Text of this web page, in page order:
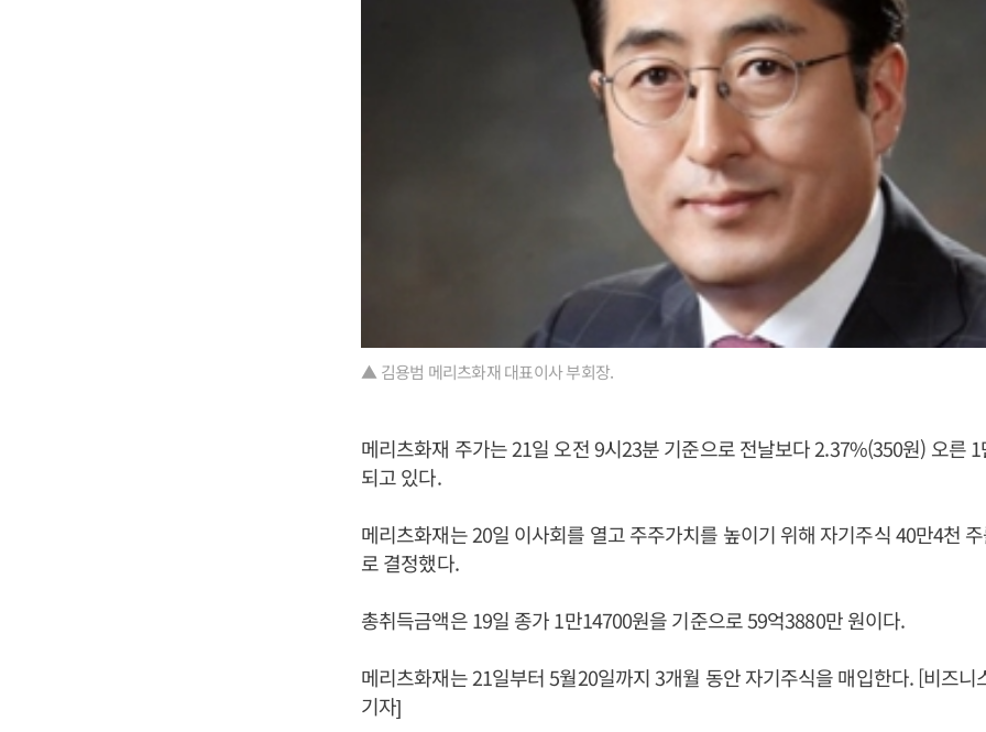
▲ 김용범 메리츠화재 대표이사 부회장.
메리츠화재 주가는 21일 오전 9시23분 기준으로 전날보다 2.37%(350원) 오른
되고 있다.
메리츠화재는 20일 이사회를 열고 주주가치를 높이기 위해 자기주식 40만4천
로 결정했다.
총취득금액은 19일 종가 1만14700원을 기준으로 59억3880만 원이다.
메리츠화재는 21일부터 5월20일까지 3개월 동안 자기주식을 매입한다. [비즈니
기자]